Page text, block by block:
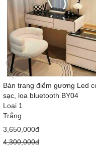
gương Led có
BY-VTP02
Bàn
VTP01